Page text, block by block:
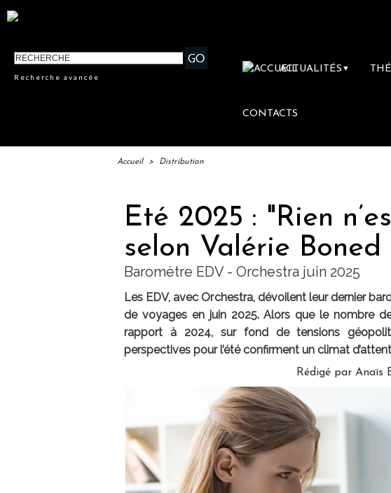
Recherche avancée
ACTUALITÉS ▼
CONTACTS
Accueil > Distribution
Eté 2025 : "Rien
selon Valérie
Baromètre EDV - Orchestra juin 2025
Les EDV, avec Orchestra, dévoilent leur dernier
de voyages en juin 2025. Alors que le nombre
rapport à 2024, sur fond de tensions
perspectives pour l’été confirment un climat
Rédigé par Anaïs